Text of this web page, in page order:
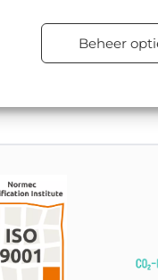
Beheer
o.a. 800x800mm en
en bij tijdelijke
levering uit voorraad.